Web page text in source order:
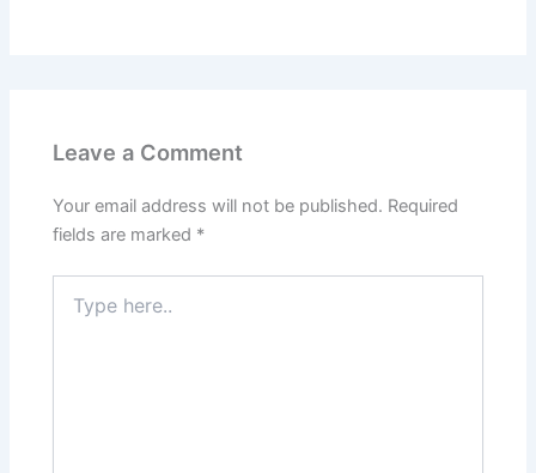
Leave a Comment
Your email address will not be published. Required
fields are marked *
here..